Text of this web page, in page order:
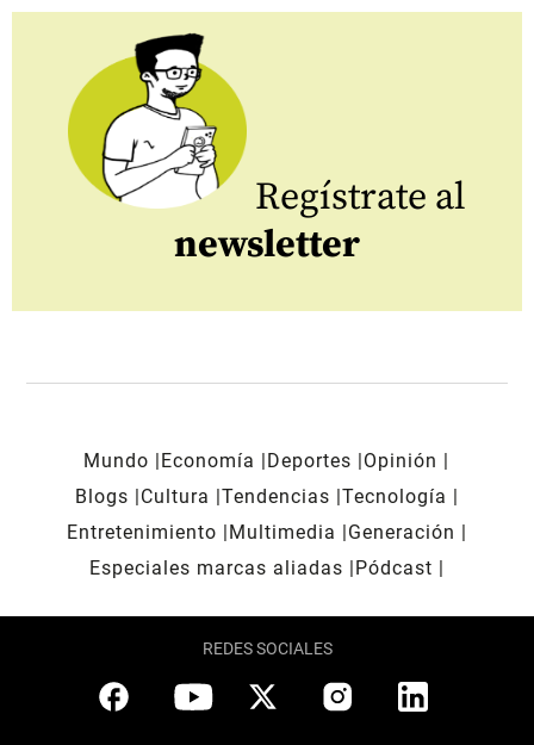
Regístrate al
newsletter
Mundo Economía Deportes
Opinión
Blogs
Cultura Tendencias Tecnología
Entretenimiento
Multimedia
Generación
Especiales marcas aliadas
Pódcast
REDES SOCIALES